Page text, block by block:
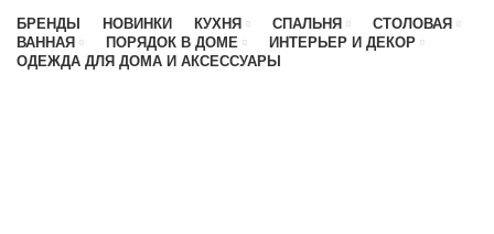
БРЕНДЫ НОВИНКИ КУХНЯ СПАЛЬНЯ
СТОЛОВАЯ
ВАННАЯ
ПОРЯДОК В ДОМЕ
ИНТЕРЬЕР И ДЕКОР
ОДЕЖДА ДЛЯ ДОМА И АКСЕССУАРЫ